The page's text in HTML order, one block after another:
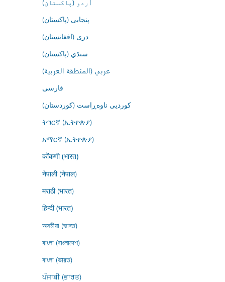
اُردو (پاکستان)
پنجابی (پاکستان)
درى (افغانستان)
سنڌي (پاکستان)
عربي (المنطقة العربية)
فارسى
کوردیی ناوەڕاست (کوردستان)
ትግርኛ (ኢትዮጵያ)
አማርኛ (ኢትዮጵያ)
कोंकणी (भारत)
नेपाली (नेपाल)
मराठी (भारत)
हिन्दी (भारत)
অসমীয়া (ভাৰত)
বাংলা (বাংলাদেশ)
বাংলা (ভারত)
ਪੰਜਾਬੀ (ਭਾਰਤ)